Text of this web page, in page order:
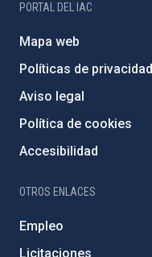
PORTAL DEL IAC
Mapa web
Políticas de privacidad
Aviso legal
Política de cookies
Accesibilidad
OTROS ENLACES
Empleo
Licitaciones